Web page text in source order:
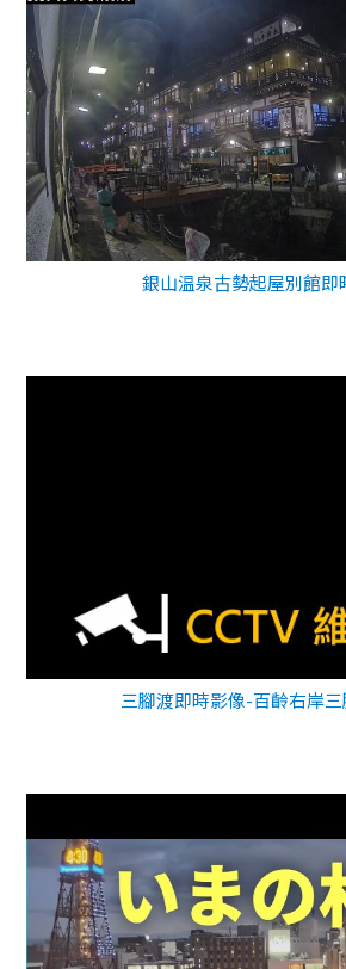
銀山温泉古勢起屋別館即
三腳渡即時影像-百齡右岸